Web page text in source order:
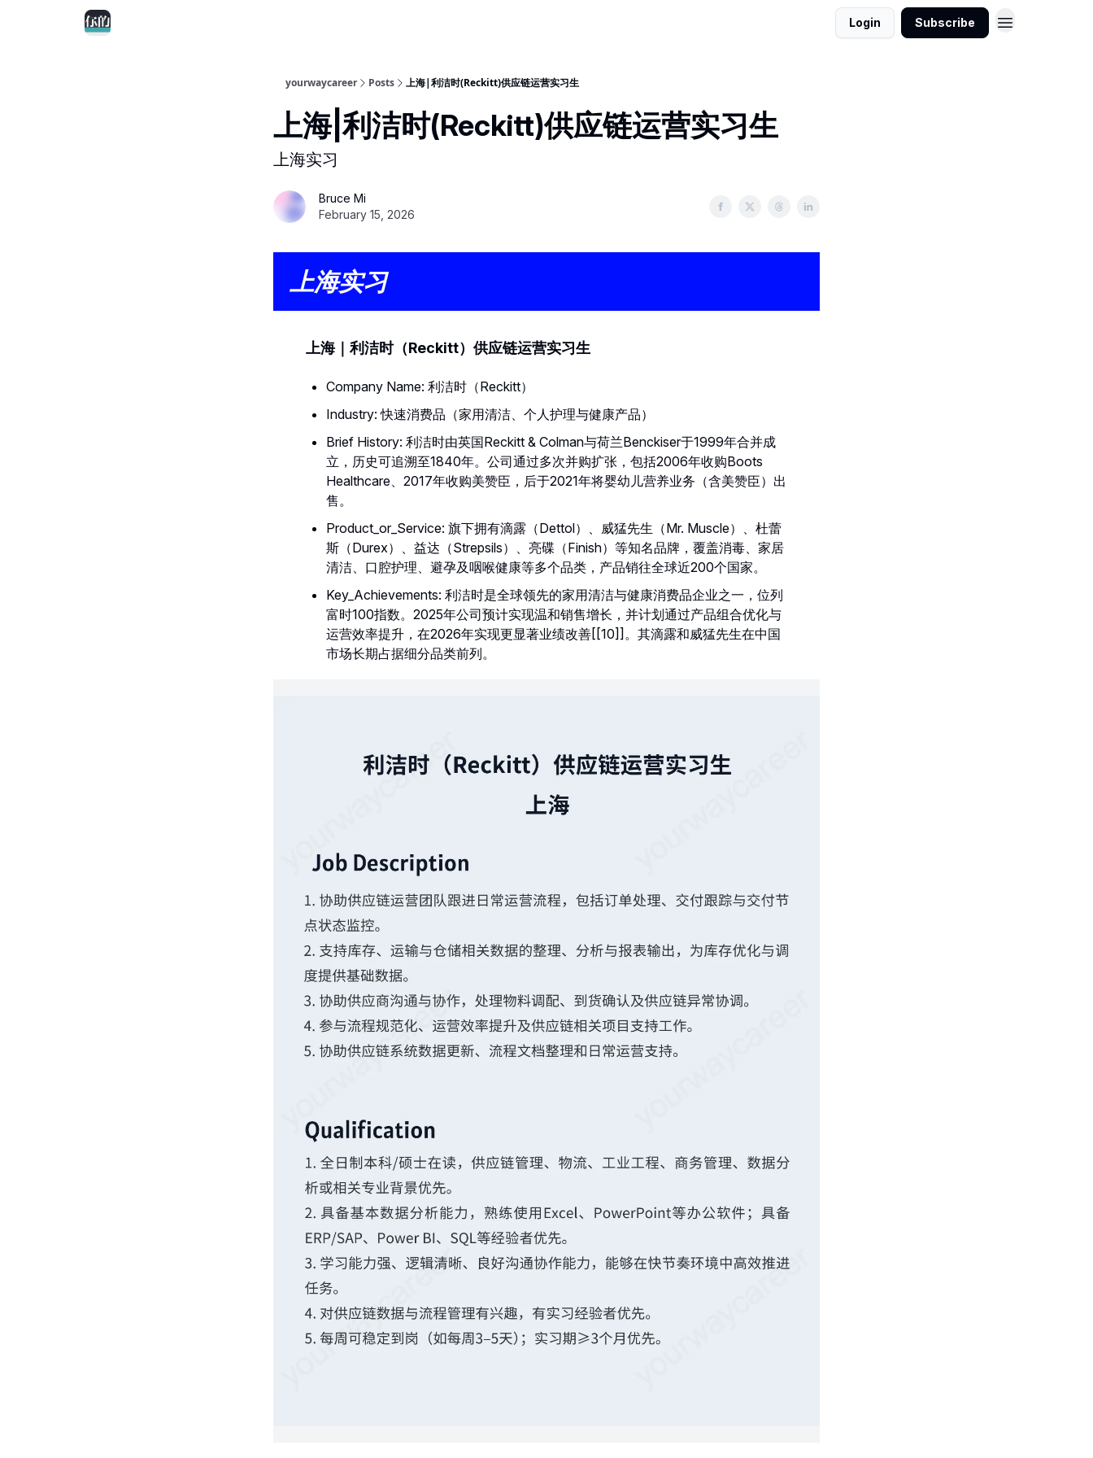
Login Subscribe
yourwaycareer Posts 上海|利洁时(Reckitt)供应链运营实习生
上海|利洁时(Reckitt)供应链运营实习生
上海实习
Bruce Mi
February 15, 2026
上海实习
上海｜利洁时（Reckitt）供应链运营实习生
Company Name: 利洁时（Reckitt）
Industry: 快速消费品（家用清洁、个人护理与健康产品）
Brief History: 利洁时由英国Reckitt & Colman与荷兰Benckiser于1999年合并成
立，历史可追溯至1840年。公司通过多次并购扩张，包括2006年收购Boots
Healthcare、2017年收购美赞臣，后于2021年将婴幼儿营养业务（含美赞臣）出
售。
Product_or_Service: 旗下拥有滴露（Dettol）、威猛先生（Mr. Muscle）、杜蕾
斯（Durex）、益达（Strepsils）、亮碟（Finish）等知名品牌，覆盖消毒、家居
清洁、口腔护理、避孕及咽喉健康等多个品类，产品销往全球近200个国家。
Key_Achievements: 利洁时是全球领先的家用清洁与健康消费品企业之一，位列
富时100指数。2025年公司预计实现温和销售增长，并计划通过产品组合优化与
运营效率提升，在2026年实现更显著业绩改善[[10]]。其滴露和威猛先生在中国
市场长期占据细分品类前列。